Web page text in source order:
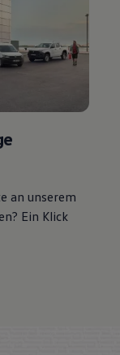
an unserem
Ein Klick